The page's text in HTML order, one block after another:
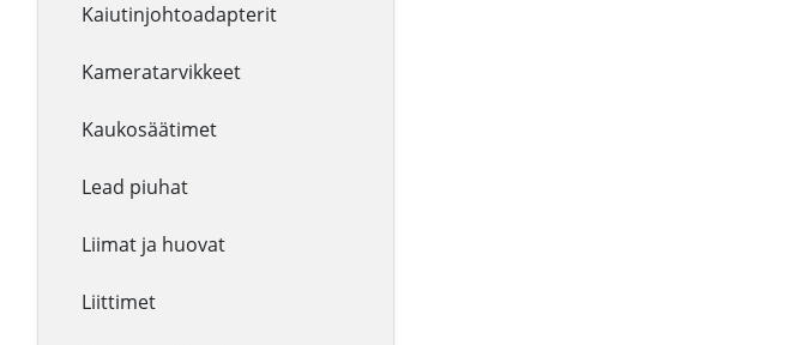
Kaiutinjohtoadapterit
Kameratarvikkeet
Kaukosäätimet
Lead piuhat
Liimat ja huovat
Liittimet